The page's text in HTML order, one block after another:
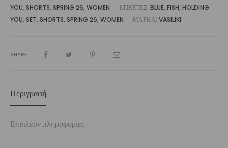
YOU, SHORTS, SPRING 26, WOMEN ΕΤΙΚΈΤΕΣ: BLUE, FISH, HOLDING
YOU, SET, SHORTS, SPRING 26, WOMEN ΜΆΡΚΑ: VASILIKI
SHARE
Περιγραφή
Επιπλέον πληροφορίες